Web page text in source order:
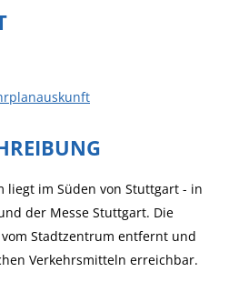
liegt im Süden von Stuttgart - in
der Messe Stuttgart. Die
Stadtzentrum entfernt und
Verkehrsmitteln erreichbar.